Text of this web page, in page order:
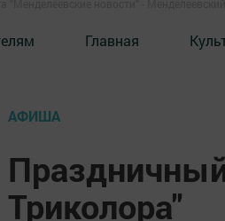
Главная
АФИША
Триколора"